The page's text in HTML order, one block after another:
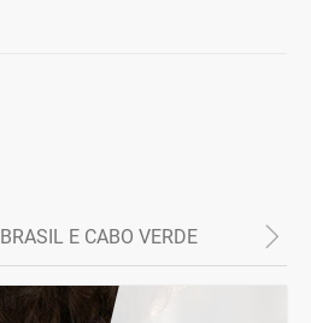
BRASIL E CABO VERDE